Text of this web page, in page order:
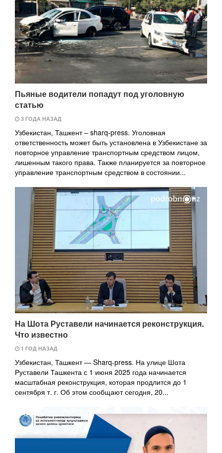
Пьяные водители попадут под уголовную
статью
3 ГОДА НАЗАД
Узбекистан, Ташкент – sharq-press. Уголовная
ответственность может быть установлена в Узбекистане за
повторное управление транспортным средством лицом,
лишенным такого права. Также планируется за повторное
управление транспортным средством в состоянии...
На Шота Руставели начинается реконструкция.
Что известно
1 ГОД НАЗАД
Узбекистан, Ташкент — Sharq-press. На улице Шота
Руставели Ташкента с 1 июня 2025 года начинается
масштабная реконструкция, которая продлится до 1
сентября т. г. Об этом сообщают сегодня, 20...